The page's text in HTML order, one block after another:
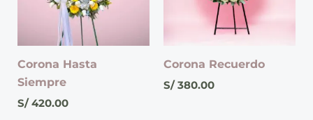
Corona Hasta
Siempre
S/420.00
Corona Recuerdo
S/380.00